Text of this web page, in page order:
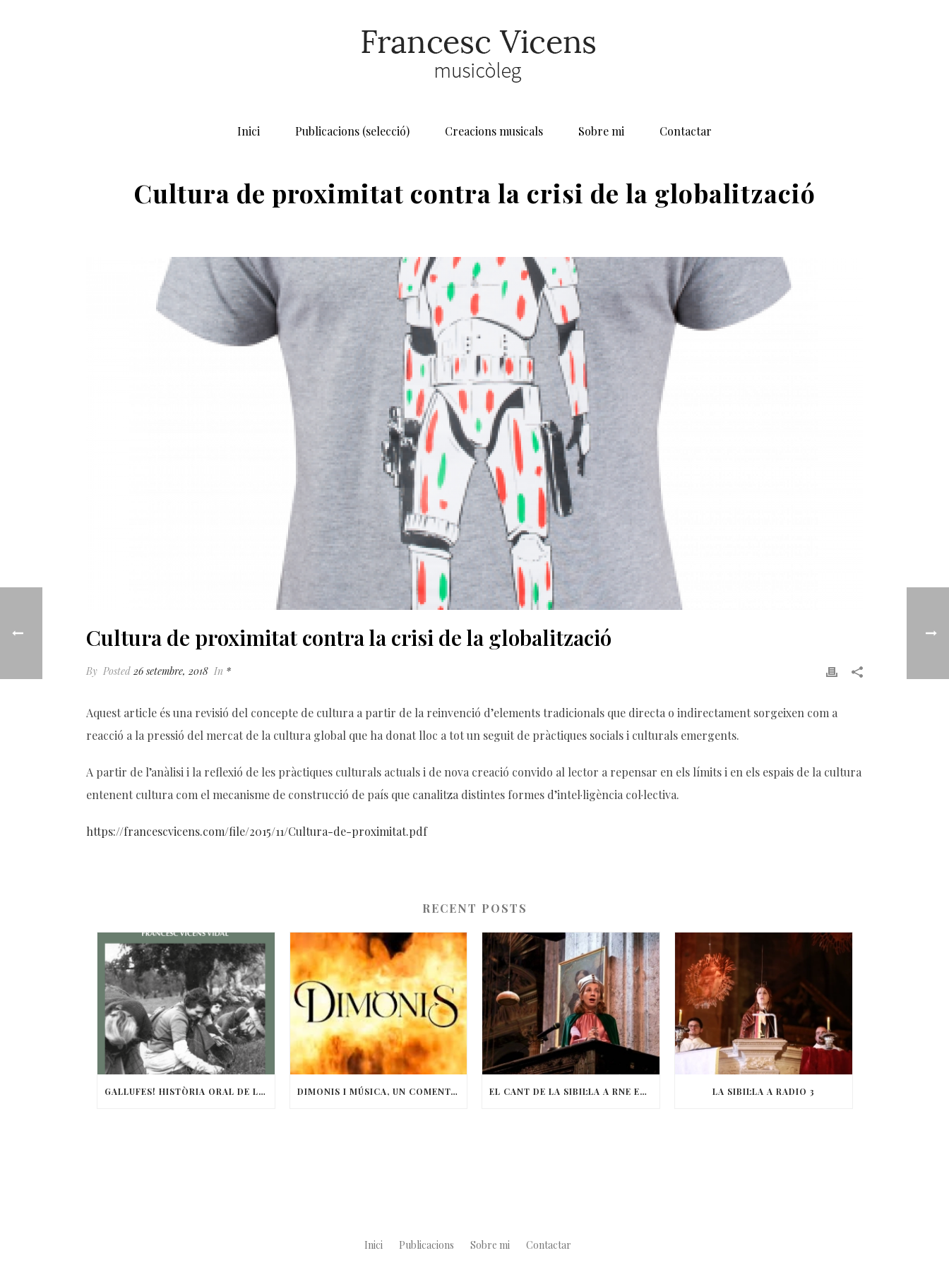
Inici Publicacions (selecció) Creacions musicals Sobre mi Contactar
Cultura de proximitat contra la crisi de la globalització
Cultura de proximitat contra la crisi de la globalització
By Posted 26 setembre, 2018 In *
Aquest article és una revisió del concepte de cultura a partir de la reinvenció d’elements tradicionals que directa o indirectament sorgeixen com a
reacció a la pressió del mercat de la cultura global que ha donat lloc a tot un seguit de pràctiques socials i culturals emergents.
A partir de l’anàlisi i la reflexió de les pràctiques culturals actuals i de nova creació convido al lector a repensar en els límits i en els espais de la cultura
entenent cultura com el mecanisme de construcció de país que canalitza distintes formes d’intel·ligència col·lectiva.
https://francescvicens.com/file/2015/11/Cultura-de-proximitat.pdf
RECENT POSTS
GALLUFES! HISTÒRIA ORAL DE LES DONES DEL CAMP DIMONIS I MÚSICA, UN COMENTARI DE LA FESTIVITAT DE SANT ANTONI EL CANT DE LA SIBIL·LA A RNE EXTERIOR LA SIBIL·LA A RADIO 3
Inici Publicacions Sobre mi Contactar